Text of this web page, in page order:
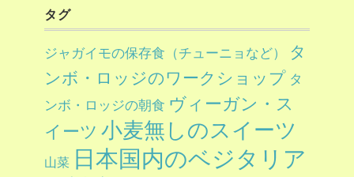
タグ
ジャガイモの保存食（チューニョなど）
タ
ンボ・ロッジのワークショップ タ
ンボ・ロッジの朝食 ヴィーガン・ス
イーツ 小麦無しのスイーツ
山菜 日本国内のベジタリア